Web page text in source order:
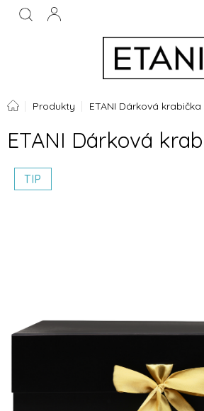
Přejít
DomůProdukty ETANI Dárková krabička
ETANI Dárková
TIP